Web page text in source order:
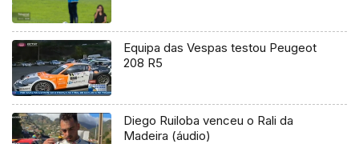
Equipa das Vespas testou Peugeot
208 R5
Diego Ruiloba venceu o Rali da
Madeira (áudio)